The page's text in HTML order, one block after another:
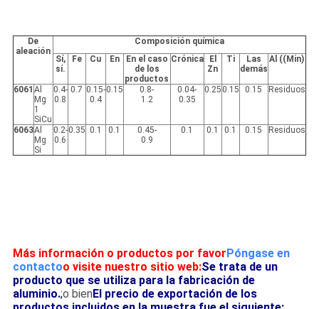
De
aleación
Composición química
Sí,
sí.
Fe Cu En
En el caso
de los
productos
Crónica
El
Zn
Ti
Las
demás
Al ((Min)
6061 Al
Mg
1
SiCu
0.4-
0.8
0.7 0.15-
0.4
0.15
0.8-
1.2
0.04-
0.35
0.25 0.15 0.15 Residuos
6063Al
Mg
Si
0.2-
0.6
0.35 0.1 0.1
0.45-
0.9
0.1 0.1 0.1 0.15 Residuos
Más información o productos por favorPóngase en
contactoo visite nuestro sitio web:Se trata de un
producto que se utiliza para la fabricación de
aluminio.;o bienEl precio de exportación de los